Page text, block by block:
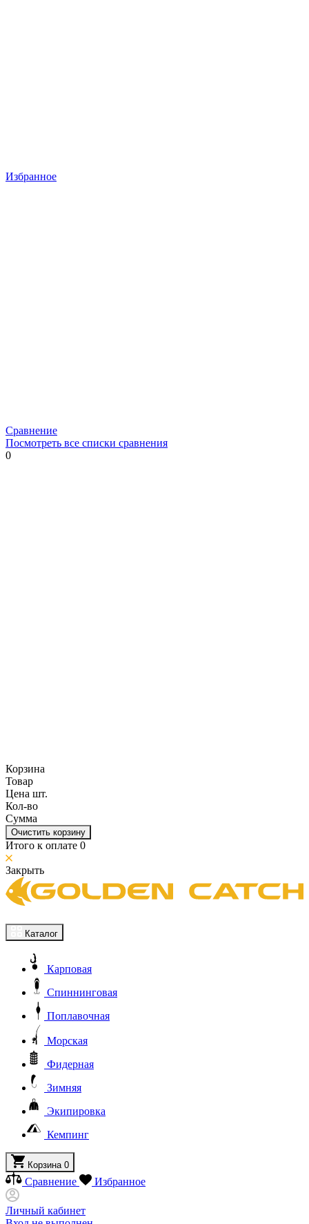
Избранное
Сравнение
Посмотреть все списки сравнения
0
Корзина
Товар
Цена шт.
Кол-во
Сумма
Очистить корзину
Итого к оплате 0
Закрыть
Каталог
Карповая
Спиннинговая
Поплавочная
Морская
Фидерная
Зимняя
Экипировка
Кемпинг
Корзина 0
Сравнение Избранное
Личный кабинет